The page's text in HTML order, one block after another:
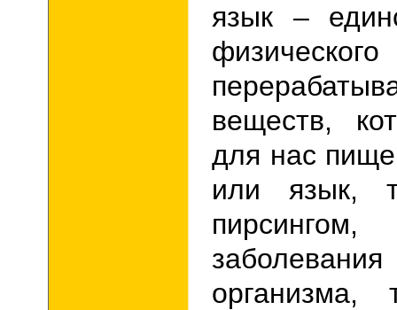
язык –
веществ,
для нас
или язык,
организма,